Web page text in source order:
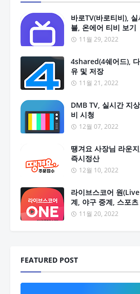
바로TV(바로티비),
블, 온에어 티비 보기
11월 29, 2022
4shared(4쉐어드),
유 및 저장
11월 21, 2022
DMB TV, 실시간 지
비 시청
12월 07, 2022
땡겨요 사장님 라운
즉시정산
12월 10, 2022
라이브스코어 원
계, 야구 중계, 스포
11월 20, 2022
FEATURED POST